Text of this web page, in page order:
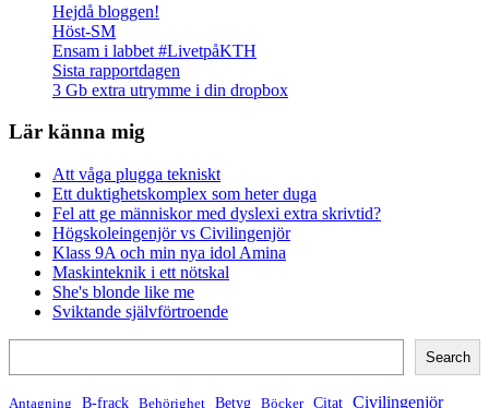
Hejdå bloggen!
Höst-SM
Ensam i labbet #LivetpåKTH
Sista rapportdagen
3 Gb extra utrymme i din dropbox
Lär känna mig
Att våga plugga tekniskt
Ett duktighetskomplex som heter duga
Fel att ge människor med dyslexi extra skrivtid?
Högskoleingenjör vs Civilingenjör
Klass 9A och min nya idol Amina
Maskinteknik i ett nötskal
She's blonde like me
Sviktande självförtroende
Search
Antagning B-frack Behörighet Betyg Böcker Citat Civilingenjör